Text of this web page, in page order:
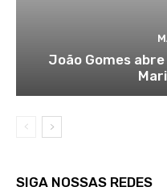
João Gomes
SIGA NOSSAS REDES